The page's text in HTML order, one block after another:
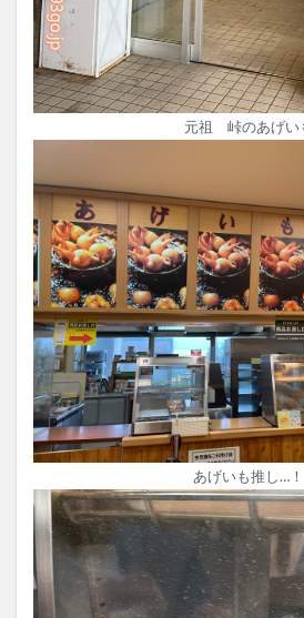
元祖 峠のあげい
あげいも推し…！